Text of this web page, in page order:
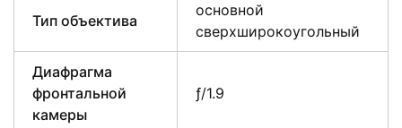
Тип объектива
основной
сверхширокоугольный
Диафрагма
фронтальной
камеры
ƒ/1.9